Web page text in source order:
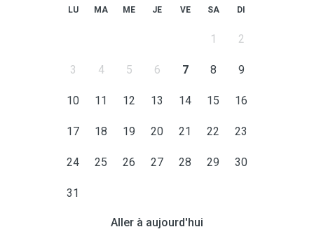
LU MA ME JE VE SA DI
1 2
3 4 5 6 7 8 9
10 11 12 13 14 15 16
17 18 19 20 21 22 23
24 25 26 27 28 29 30
31
Aller à aujourd'hui